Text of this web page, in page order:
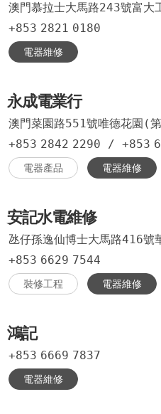
澳門慕拉士大馬路243號富大
+853 2821 0180
電器維修
永成電業行
澳門菜園路551號唯德花園(
+853 2842 2290 / +853
電器產品 電器維修
安記水電維修
氹仔孫逸仙博士大馬路416號
+853 6629 7544
裝修工程 電器維修
鴻記
+853 6669 7837
電器維修